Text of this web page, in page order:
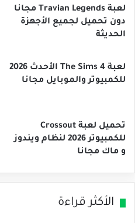
لعبة Travian Legends مجانا
دون تحميل لجميع الأجهزة
الحديثة
لعبة The Sims 4 الأحدث 2026
للكمبيوتر والموبايل مجانا
تحميل لعبة Crossout
للكمبيوتر 2026 لنظام ويندوز
و ماك مجانا
الأكثر قراءة